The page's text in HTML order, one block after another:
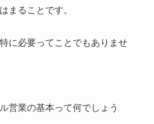
まることです。
に必要ってことでもありませ
営業の基本って何でしょう